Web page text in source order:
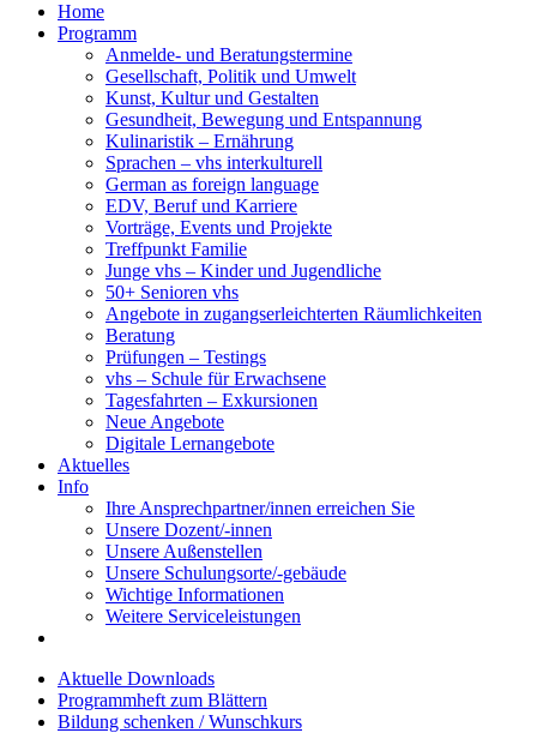
Home
Programm
Anmelde- und Beratungstermine
Gesellschaft, Politik und Umwelt
Kunst, Kultur und Gestalten
Gesundheit, Bewegung und Entspannung
Kulinaristik – Ernährung
Sprachen – vhs interkulturell
German as foreign language
EDV, Beruf und Karriere
Vorträge, Events und Projekte
Treffpunkt Familie
Junge vhs – Kinder und Jugendliche
50+ Senioren vhs
Angebote in zugangserleichterten Räumlichkeiten
Beratung
Prüfungen – Testings
vhs – Schule für Erwachsene
Tagesfahrten – Exkursionen
Neue Angebote
Digitale Lernangebote
Aktuelles
Info
Ihre Ansprechpartner/innen erreichen Sie
Unsere Dozent/-innen
Unsere Außenstellen
Unsere Schulungsorte/-gebäude
Wichtige Informationen
Weitere Serviceleistungen
Aktuelle Downloads
Programmheft zum Blättern
Bildung schenken / Wunschkurs